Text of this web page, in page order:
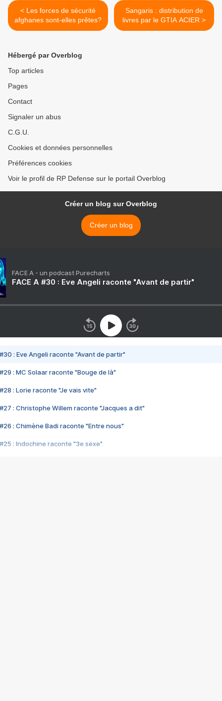
< Les forces de sécurité
afghanes sont-elles prêtes?
Sangaris : distribution de
livres par le GTIA ACIER >
Hébergé par Overblog
Top articles
Pages
Contact
Signaler un abus
C.G.U.
Cookies et données personnelles
Préférences cookies
Voir le profil de RP Defense sur le portail Overblog
Créer un blog sur Overblog
Créer un blog
FACE A - un podcast Purecharts
FACE A #30 : Eve Angeli raconte "Avant de partir"
#30 : Eve Angeli raconte "Avant de partir"
#29 : MC Solaar raconte "Bouge de là"
#28 : Lorie raconte "Je vais vite"
#27 : Christophe Willem raconte "Jacques a dit"
#26 : Chimène Badi raconte "Entre nous"
#25 : Indochine raconte "3e sexe"